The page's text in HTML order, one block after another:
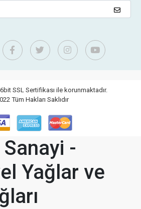
SSL Sertifikası ile korunmaktadır.
Tüm Hakları Saklıdır
-
Yağlar ve